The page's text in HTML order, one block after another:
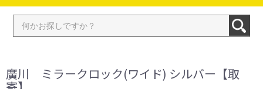
廣川 ミラークロック(ワイド) シルバー【取